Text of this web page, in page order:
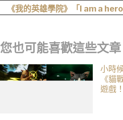
有來片
《我的英雄學院》「I am a
您也可能喜歡這些文章
小時
《貓
遊戲